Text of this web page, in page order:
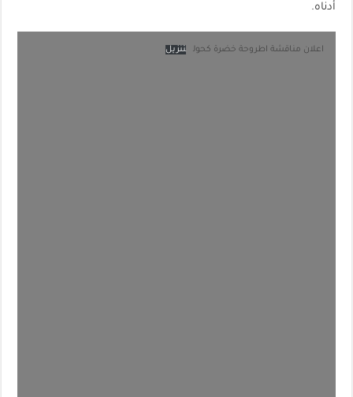
أدناه.
اعلان مناقشة اطروحة خضرة كحول تنزيل